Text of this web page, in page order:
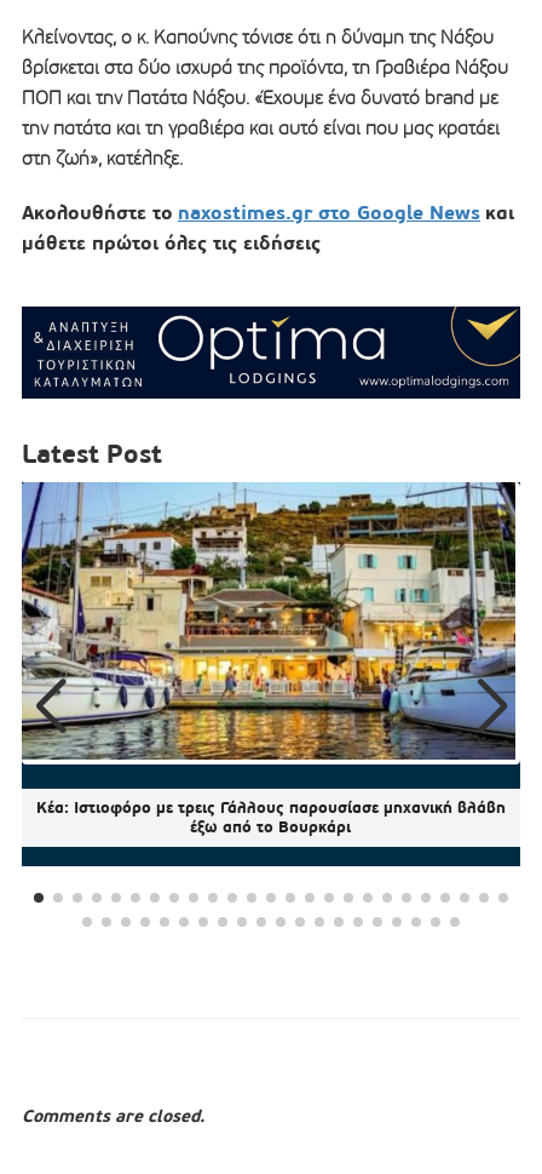
Κλείνοντας, ο κ. Καπούνης τόνισε ότι η δύναμη της Νάξου
βρίσκεται στα δύο ισχυρά της προϊόντα, τη Γραβιέρα Νάξου
ΠΟΠ και την Πατάτα Νάξου. «Έχουμε ένα δυνατό brand με
την πατάτα και τη γραβιέρα και αυτό είναι που μας κρατάει
στη ζωή», κατέληξε.
Ακολουθήστε το naxostimes.gr στο Google News και
μάθετε πρώτοι όλες τις ειδήσεις
Latest Post
Κέα: Ιστιοφόρο με τρεις Γάλλους παρουσίασε μηχανική βλάβη
έξω από το Βουρκάρι
Comments are closed.